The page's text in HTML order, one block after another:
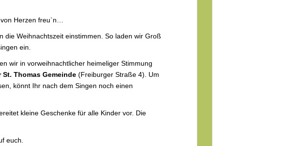
Herzen freu`n…
die Weihnachtszeit einstimmen. So laden wir Groß
ein.
wir in vorweihnachtlicher heimeliger Stimmung
St. Thomas Gemeinde (Freiburger Straße 4). Um
könnt Ihr nach dem Singen noch einen
kleine Geschenke für alle Kinder vor. Die
euch.